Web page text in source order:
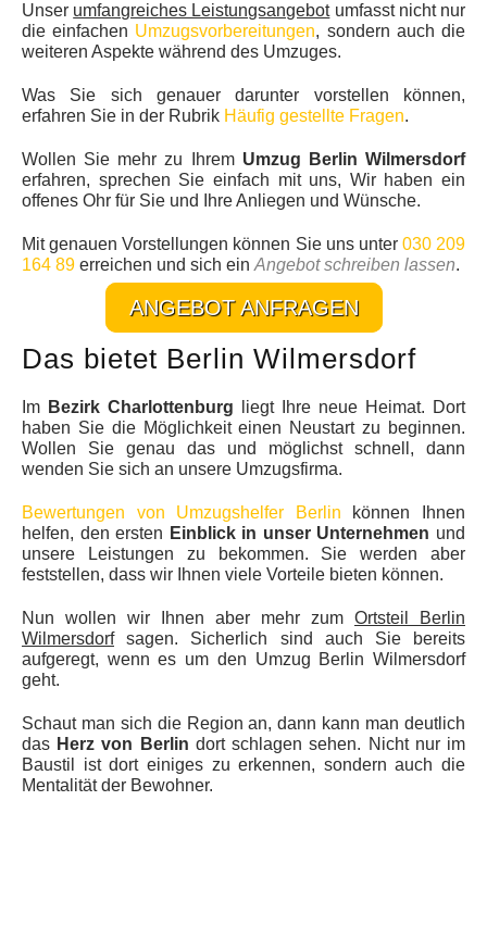
Unser umfangreiches Leistungsangebotumfasst nicht nur
die einfachen Umzugsvorbereitungen, sondern auch die
weiteren Aspekte während des Umzuges.
Was Sie sich genauer darunter vorstellen können,
erfahren Sie in der Rubrik Häufig gestellte Fragen.
Wollen Sie mehr zu Ihrem Umzug Berlin Wilmersdorf
erfahren, sprechen Sie einfach mit uns, Wir haben ein
offenes Ohr für Sie und Ihre Anliegen und Wünsche.
Mit genauen Vorstellungen können Sie uns unter 030 209
164 89 erreichen und sich ein Angebot schreiben lassen.
ANGEBOT ANFRAGEN
Das bietet Berlin Wilmersdorf
Im Bezirk Charlottenburg liegt Ihre neue Heimat. Dort
haben Sie die Möglichkeit einen Neustart zu beginnen.
Wollen Sie genau das und möglichst schnell, dann
wenden Sie sich an unsere Umzugsfirma.
Bewertungen von Umzugshelfer Berlin können Ihnen
helfen, den ersten Einblick in unser Unternehmen und
unsere Leistungen zu bekommen. Sie werden aber
feststellen, dass wir Ihnen viele Vorteile bieten können.
Nun wollen wir Ihnen aber mehr zum Ortsteil Berlin
Wilmersdorfsagen. Sicherlich sind auch Sie bereits
aufgeregt, wenn es um den Umzug Berlin Wilmersdorf
geht.
Schaut man sich die Region an, dann kann man deutlich
das Herz von Berlin dort schlagen sehen. Nicht nur im
Baustil ist dort einiges zu erkennen, sondern auch die
Mentalität der Bewohner.